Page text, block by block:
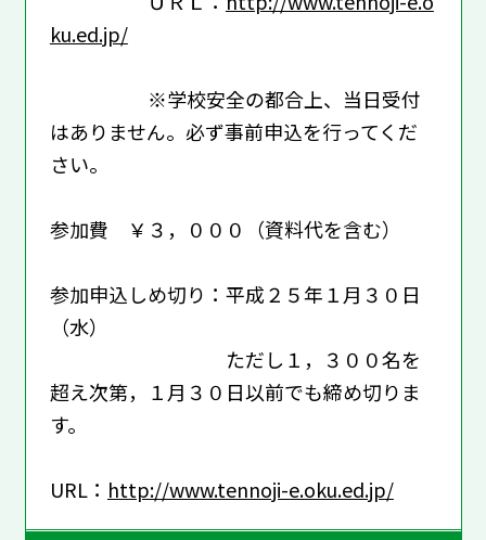
ku.ed.jp/
※学校安全の都合上、当日受付
はありません。必ず事前申込を行ってくだ
さい。
参加費 ￥３，０００（資料代を含む）
参加申込しめ切り：平成２５年１月３０日
（水）
ただし１，３００名を
超え次第，１月３０日以前でも締め切りま
す。
URL： http://www.tennoji-e.oku.ed.jp/